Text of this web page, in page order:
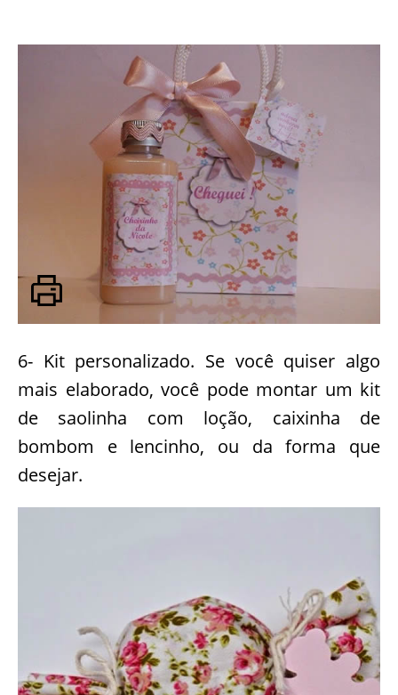
6- Kit personalizado. Se você quiser algo
mais elaborado, você pode montar um kit
de saolinha com loção, caixinha de
bombom e lencinho, ou da forma que
desejar.